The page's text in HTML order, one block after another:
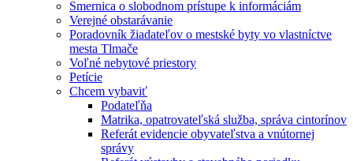
Smernica o slobodnom prístupe k informáciám
Verejné obstarávanie
Poradovník žiadateľov o mestské byty vo vlastníctve
mesta Tlmače
Voľné nebytové priestory
Petície
Chcem vybaviť
Podateľňa
Matrika, opatrovateľská služba, správa cintorínov
Referát evidencie obyvateľstva a vnútornej
správy